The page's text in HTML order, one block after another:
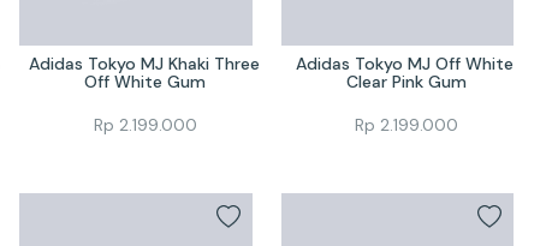
Adidas Tokyo MJ Khaki Three
Off White Gum
Rp 2.199.000
Adidas Tokyo MJ Off White
Clear Pink Gum
Rp 2.199.000